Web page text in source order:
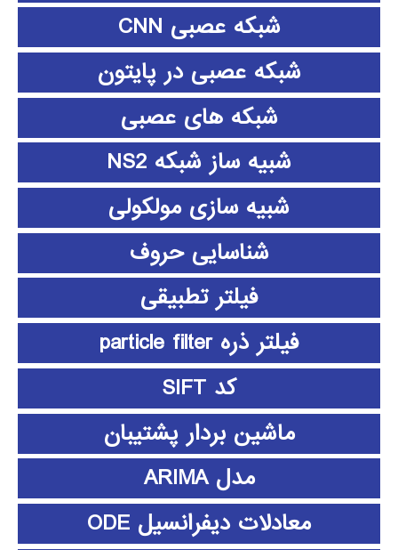
شبکه عصبی CNN
شبکه عصبی در پایتون
شبکه های عصبی
شبیه ساز شبکه NS2
شبیه سازی مولکولی
شناسایی حروف
فیلتر تطبیقی
فیلتر ذره particle filter
کد SIFT
ماشین بردار پشتیبان
مدل ARIMA
معادلات دیفرانسیل ODE